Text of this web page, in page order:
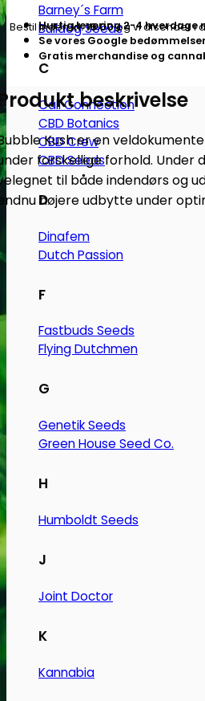
Barney´s Farm
Bulldog Seeds
C
Cali Connection
CBD Botanics
CBD Crew
CBD Seeds
D
Dinafem
Dutch Passion
F
Fastbuds Seeds
Flying Dutchmen
G
Genetik Seeds
Green House Seed Co.
H
Humboldt Seeds
J
Joint Doctor
K
Kannabia
skunkfrø
|
Royal
Queen
Seeds
antal
Bestil indenkl. 16.00og vi afsender i
Hurtig levering 2-4 hverdage
Se vores Google bedømmelser
Gratis merchandise og
beskrivelse
Kush er en
forskellige forhold. Under
til både indendørs og
højere udbytte under